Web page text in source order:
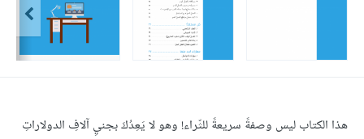
هذا الكتاب ليس وصفةً سريعةً للثّراء! وهو لا يَعِدُكَ بجنيِ آلافِ الدولاراتِ